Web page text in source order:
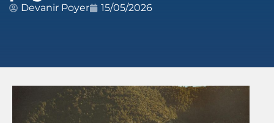
Devanir Poyer 15/05/2026